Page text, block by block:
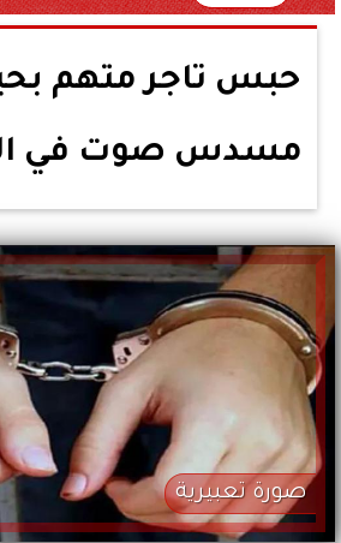
مسدس صوت في
صورة تعبيرية